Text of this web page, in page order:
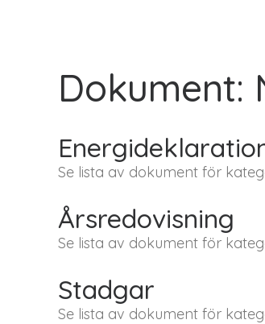
Dokument:
Se lista av dokument för
Årsredovisning
Se lista av dokument för
Stadgar
Se lista av dokument för